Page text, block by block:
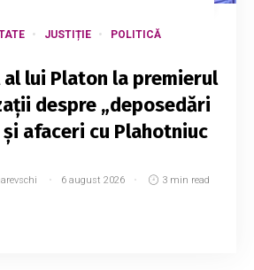
JUSTIȚIE POLITICĂ
lui Platon la premierul
despre „deposedări
afaceri cu Plahotniuc
6 august 2026 3 min read